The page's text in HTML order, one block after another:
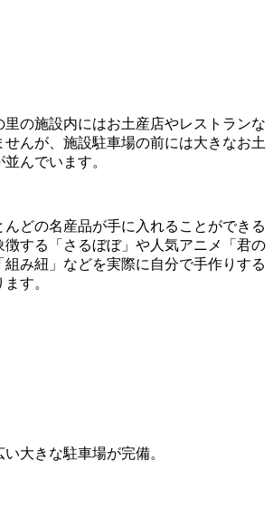
の施設内にはお土産店やレストランな
せんが、施設駐車場の前には大きなお土
んでいます。
どの名産品が手に入れることができる
徴する「さるぼぼ」や人気アニメ「君の
み紐」などを実際に自分で手作りする
す。
大きな駐車場が完備。